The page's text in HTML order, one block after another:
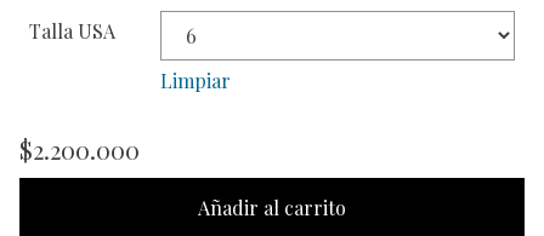
Talla USA
Limpiar
$2.200.000
Añadir al carrito